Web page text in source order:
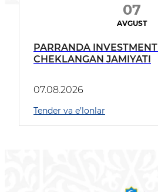
07
AVGUST
PARRANDA INVESTMENT MAS’ULIYATI
CHEKLANGAN JAMIYATI
07.08.2026
Tender va e’lonlar